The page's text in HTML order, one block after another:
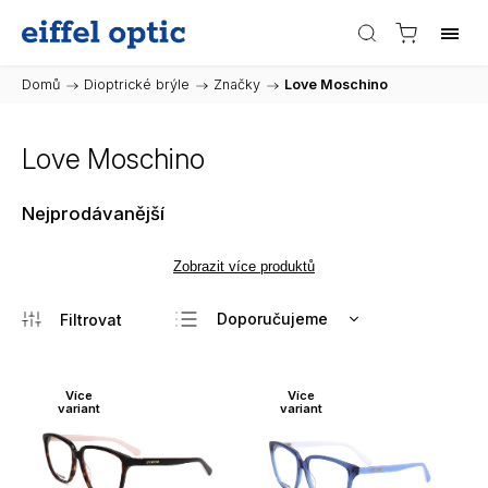
Domů / Dioptrické brýle / Značky / Love Moschino
Love Moschino
Nejprodávanější
Zobrazit více produktů
Doporučujeme
Nejdražší
Abecedně
Více
variant
Více
variant